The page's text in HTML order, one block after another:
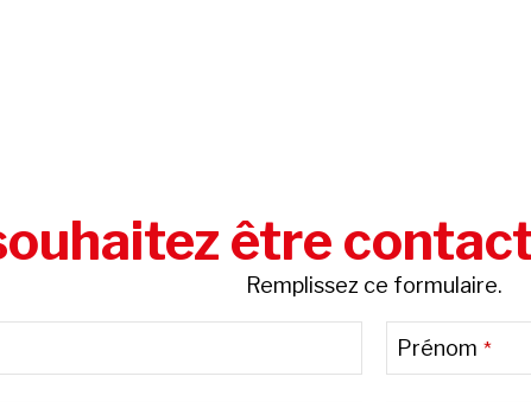
être
Remplissez ce formulaire.
Prénom *